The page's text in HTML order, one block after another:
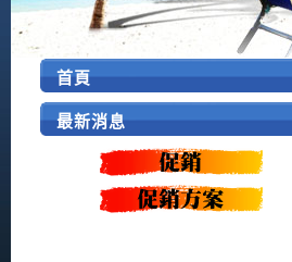
首頁
最新消息